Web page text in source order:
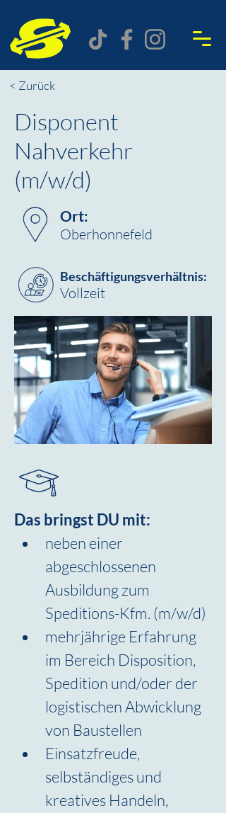
< Zurück
Disponent
Nahverkehr
(m/w/d)
Ort:
Oberhonnefeld
Beschäftigungsverhältnis:
Vollzeit
Das bringst DU mit:
neben einer
abgeschlossenen
Ausbildung zum
Speditions-Kfm. (m/w/d)
mehrjährige Erfahrung
im Bereich Disposition,
Spedition und/oder der
logistischen Abwicklung
von Baustellen
Einsatzfreude,
selbständiges und
kreatives Handeln,